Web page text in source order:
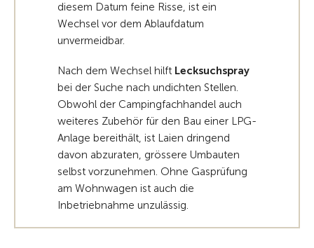
diesem Datum feine Risse, ist ein
Wechsel vor dem Ablaufdatum
unvermeidbar.
Nach dem Wechsel hilft Lecksuchspray
bei der Suche nach undichten Stellen.
Obwohl der Campingfachhandel auch
weiteres Zubehör für den Bau einer LPG-
Anlage bereithält, ist Laien dringend
davon abzuraten, grössere Umbauten
selbst vorzunehmen. Ohne Gasprüfung
am Wohnwagen ist auch die
Inbetriebnahme unzulässig.